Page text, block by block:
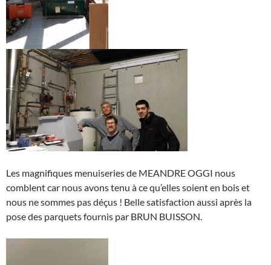
Les magnifiques menuiseries de MEANDRE OGGI nous
comblent car nous avons tenu à ce qu’elles soient en bois et
nous ne sommes pas déçus ! Belle satisfaction aussi après la
pose des parquets fournis par BRUN BUISSON.